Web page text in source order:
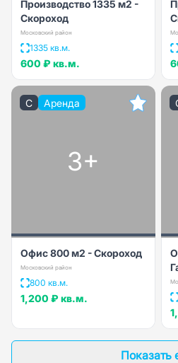
Производство 1335 м2 -
Скороход
Московский район
1335 кв.м.
600 ₽ кв.м.
C Аренда
3+
Офис 800 м2 - Скороход
Московский район
800 кв.м.
1,200 ₽ кв.м.
Показать